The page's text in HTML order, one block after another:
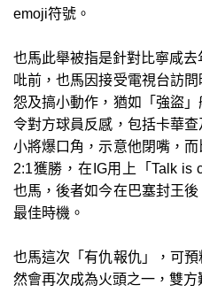
emoji符號。
也馬此舉被指是針對比寧咸
吡前，也馬因接受電視台訪
怨及搞小動作，猶如「強盜
令對方球員反感，包括卡華
小將爆口角，示意他閉嘴，
2:1獲勝，在IG用上「Talk is
也馬，後者如今在巴塞封王
最佳時機。
也馬這次「有仇報仇」，可
然會再次成為火頭之一，雙方